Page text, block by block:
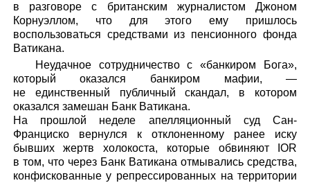
в разговоре с британским журналистом Джоном
Корнуэллом, что для этого ему пришлось
воспользоваться средствами из пенсионного фонда
Ватикана.
Неудачное сотрудничество с «банкиром Бога»,
который оказался банкиром мафии, —
не единственный публичный скандал, в котором
оказался замешан Банк Ватикана.
На прошлой неделе апелляционный суд Сан-
Франциско вернулся к отклоненному ранее иску
бывших жертв холокоста, которые обвиняют IOR
в том, что через Банк Ватикана отмывались средства,
конфискованные у репрессированных на территории